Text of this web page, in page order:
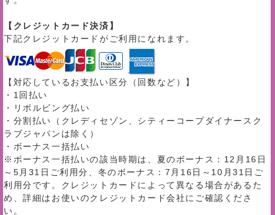
【クレジットカード決済】
下記クレジットカードがご利用になれます。
【対応しているお支払い区分（回数など）】
・1回払い
・リボルビング払い
・分割払い（クレディセゾン、シティーコープダイナースク
ラブジャパンは除く）
・ボーナス一括払い
※ボーナス一括払いの該当時期は、夏のボーナス：12月16日
～5月31日ご利用分、冬のボーナス：7月16日～10月31日ご
利用分です。クレジットカードによって異なる場合があるた
め、詳細はお使いのクレジットカード会社にご確認くださ
い。